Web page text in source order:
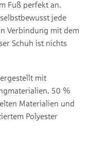
Fuß perfekt an.
jede
Verbindung mit dem
Schuh ist nichts
mit
50 %
Materialien und
Polyester